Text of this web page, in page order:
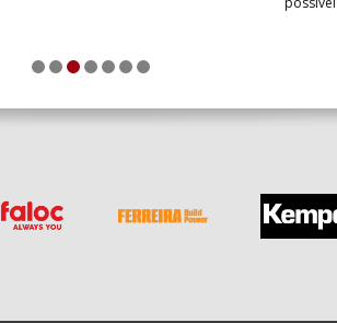
1 2 3 4 5 6 7